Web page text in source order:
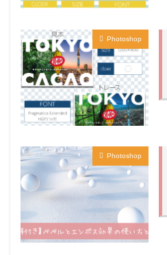
Photoshop
Photoshop